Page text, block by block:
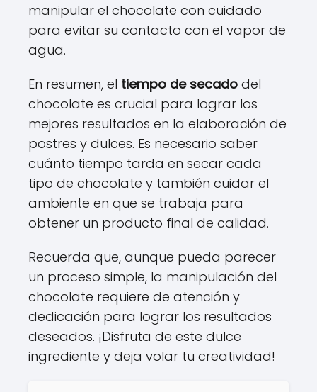
manipular el chocolate con cuidado
para evitar su contacto con el vapor de
agua.
En resumen, el tiempo de secado del
chocolate es crucial para lograr los
mejores resultados en la elaboración de
postres y dulces. Es necesario saber
cuánto tiempo tarda en secar cada
tipo de chocolate y también cuidar el
ambiente en que se trabaja para
obtener un producto final de calidad.
Recuerda que, aunque pueda parecer
un proceso simple, la manipulación del
chocolate requiere de atención y
dedicación para lograr los resultados
deseados. ¡Disfruta de este dulce
ingrediente y deja volar tu creatividad!